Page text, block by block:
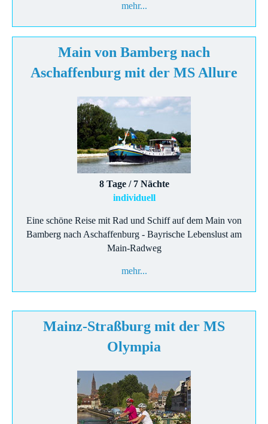
mehr...
Main von Bamberg nach
Aschaffenburg mit der MS Allure
8 Tage / 7 Nächte
individuell
Eine schöne Reise mit Rad und Schiff auf dem Main von
Bamberg nach Aschaffenburg - Bayrische Lebenslust am
Main-Radweg
mehr...
Mainz-Straßburg mit der MS
Olympia